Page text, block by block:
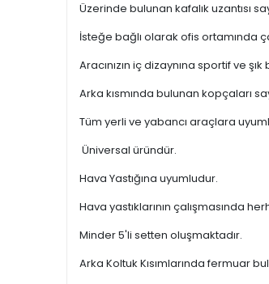
Üzerinde bulunan kafalık uzantısı
İsteğe bağlı olarak ofis ortamında
Aracınızın iç dizaynına sportif ve
Arka kısmında bulunan kopçaları
Tüm yerli ve yabancı araçlara
Üniversal üründür.
Hava Yastığına uyumludur.
Hava yastıklarının çalışmasında
Minder 5'li setten oluşmaktadır.
Arka Koltuk Kısımlarında fermuar